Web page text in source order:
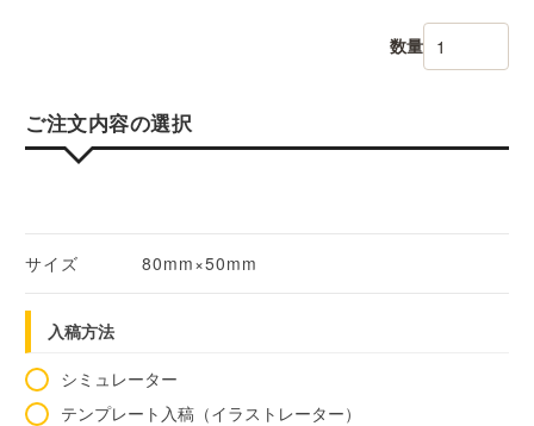
数量
ご注文内容の選択
サイズ 80mm×50mm
入稿方法
シミュレーター
テンプレート入稿（イラストレーター）